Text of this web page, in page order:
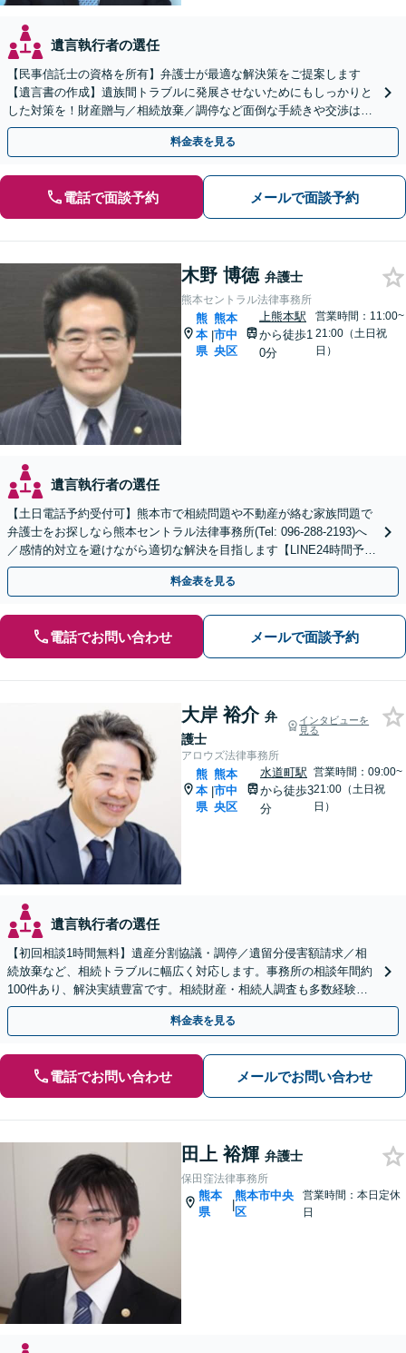
遺言執行者の選任
【民事信託士の資格を所有】弁護士が最適な解決策をご提案します
【遺言書の作成】遺族間トラブルに発展させないためにもしっかりと
した対策を！財産贈与／相続放棄／調停など面倒な手続きや交渉はす
べて弁護士が代行します。
料金表を見る
電話で面談予約 メールで面談予約
木野 博徳 弁護士
熊本セントラル法律事務所
熊
本
県
|
熊本
市中
央区
上熊本駅
から徒歩1
0分
営業時間：11:00~
21:00（土日祝
日）
遺言執行者の選任
【土日電話予約受付可】熊本市で相続問題や不動産が絡む家族問題で
弁護士をお探しなら熊本セントラル法律事務所(Tel: 096-288-2193)へ
／感情的対立を避けながら適切な解決を目指します【LINE24時間予約
受付可】【休日・夜間相談可】
料金表を見る
電話でお問い合わせ メールで面談予約
大岸 裕介 弁
護士
インタビューを
見る
アロウズ法律事務所
熊
本
県
|
熊本
市中
央区
水道町駅
から徒歩3
分
営業時間：09:00~
21:00（土日祝
日）
遺言執行者の選任
【初回相談1時間無料】遺産分割協議・調停／遺留分侵害額請求／相
続放棄など、相続トラブルに幅広く対応します。事務所の相談年間約
100件あり、解決実績豊富です。相続財産・相続人調査も多数経験あ
り。遺言書の作成もお任せください【水道町3分】
料金表を見る
電話でお問い合わせ メールでお問い合わせ
田上 裕輝 弁護士
保田窪法律事務所
熊本
県
|
熊本市中央
区
営業時間：本日定休
日